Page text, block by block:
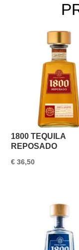
1800 TEQUILA
REPOSADO
€ 36,50